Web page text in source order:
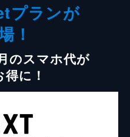
プランが
！
のスマホ代が
に！